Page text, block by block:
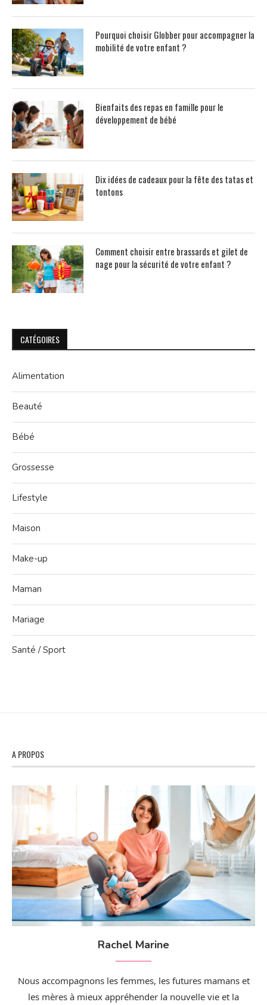
Pourquoi choisir Globber pour accompagner la
mobilité de votre enfant ?
Bienfaits des repas en famille pour le
développement de bébé
Dix idées de cadeaux pour la fête des tatas et
tontons
Comment choisir entre brassards et gilet de
nage pour la sécurité de votre enfant ?
CATÉGOIRES
Alimentation
Beauté
Bébé
Grossesse
Lifestyle
Maison
Make-up
Maman
Mariage
Santé / Sport
A PROPOS
Rachel Marine
Nous accompagnons les femmes, les futures mamans et
les mères à mieux appréhender la nouvelle vie et la